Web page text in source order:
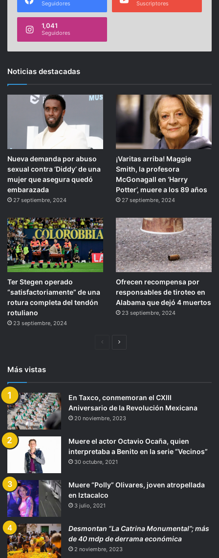
Seguidores Suscriptores
1,041
Seguidores
Noticias destacadas
Nueva demanda por abuso
sexual contra ‘Diddy’ de una
mujer que asegura quedó
embarazada
27 septiembre, 2024
¡Varitas arriba! Maggie
Smith, la profesora
McGonagall en ‘Harry
Potter’, muere a los 89 años
27 septiembre, 2024
Ter Stegen operado
“satisfactoriamente” de una
rotura completa del tendón
rotuliano
23 septiembre, 2024
Ofrecen recompensa por
responsables de tiroteo en
Alabama que dejó 4 muertos
23 septiembre, 2024
PáginaSiguiente
Más vistas
En Taxco, conmemoran el CXIII
Aniversario de la Revolución Mexicana
20 noviembre, 2023
Muere el actor Octavio Ocaña, quien
interpretaba a Benito en la serie “Vecinos”
30 octubre, 2021
Muere “Polly” Olivares, joven atropellada
en Iztacalco
3 julio, 2021
Desmontan “La Catrina Monumental”; más
de 40 mdp de derrama económica
2 noviembre, 2023